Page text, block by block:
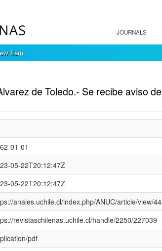
JOURNALS
Item
de Toledo.- Se recibe aviso
01-01
05-22T20:12:47Z
05-22T20:12:47Z
anales.uchile.cl/index.php/ANUC/article/view/
revistaschilenas.uchile.cl/handle/2250/227039
pdf